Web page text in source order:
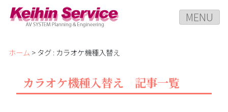
MENU
ホーム > タグ : カラオケ機種入替え
カラオケ機種入替え 記事一覧